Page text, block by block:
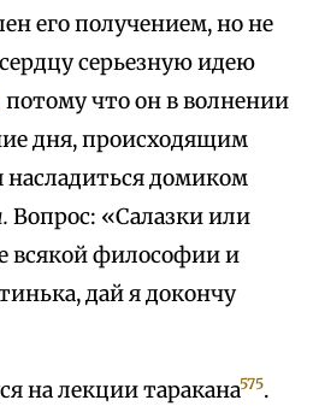
его получением, но не
серьезную идею
потому что он в волнении
дня, происходящим
насладиться домиком
Вопрос: «Салазки или
всякой философии и
дай я докончу
на лекции таракана575.